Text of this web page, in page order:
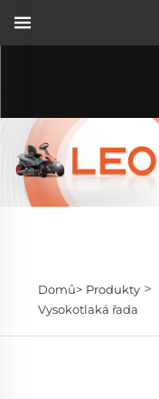
Domů> Produkty>
Vysokotlaká řada